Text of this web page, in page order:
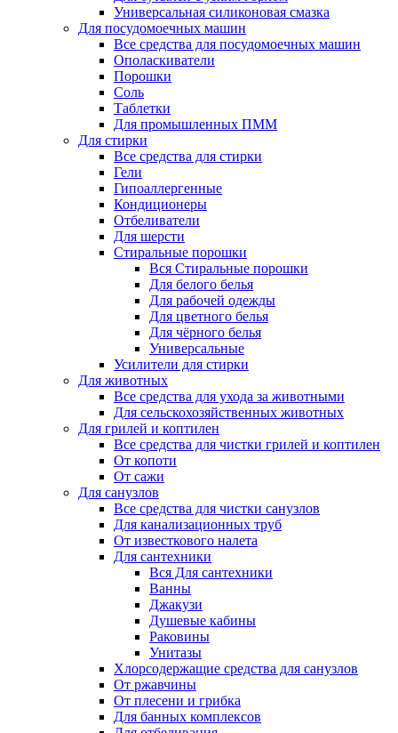
Универсальная силиконовая смазка
Для посудомоечных машин
Все средства для посудомоечных машин
Ополаскиватели
Порошки
Соль
Таблетки
Для промышленных ПММ
Для стирки
Все средства для стирки
Гели
Гипоаллергенные
Кондиционеры
Отбеливатели
Для шерсти
Стиральные порошки
Вся Стиральные порошки
Для белого белья
Для рабочей одежды
Для цветного белья
Для чёрного белья
Универсальные
Усилители для стирки
Для животных
Все средства для ухода за животными
Для сельскохозяйственных животных
Для грилей и коптилен
Все средства для чистки грилей и коптилен
От копоти
От сажи
Для санузлов
Все средства для чистки санузлов
Для канализационных труб
От известкового налета
Для сантехники
Вся Для сантехники
Ванны
Джакузи
Душевые кабины
Раковины
Унитазы
Хлорсодержащие средства для санузлов
От ржавчины
От плесени и грибка
Для банных комплексов